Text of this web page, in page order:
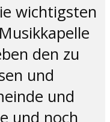
wichtigsten
den zu
und
und
und noch